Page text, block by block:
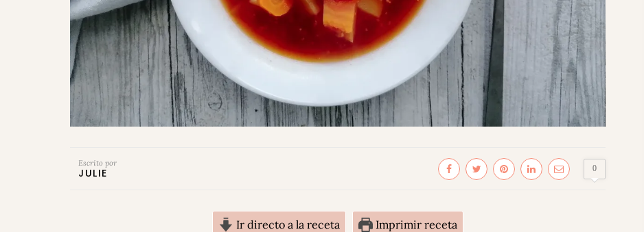
Escrito por
JULIE 0
Ir directo a la receta Imprimir receta